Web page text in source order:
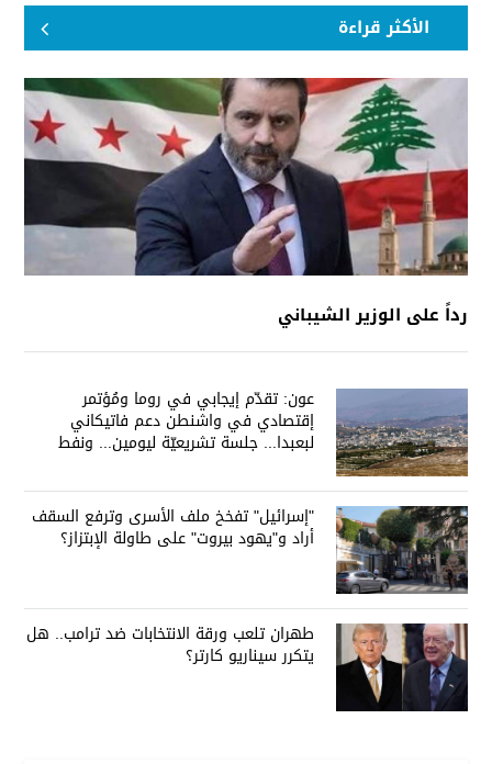
الأكثر قراءة
رداً على الوزير الشيباني
عون: تقدّم إيجابي في روما ومُؤتمر
إقتصادي في واشنطن دعم فاتيكاني
لبعبدا... جلسة تشريعيّة ليومين... ونفط
"إسرائيل" تفخخ ملف الأسرى وترفع السقف
أراد و"يهود بيروت" على طاولة الإبتزاز؟
طهران تلعب ورقة الانتخابات ضد ترامب.. هل
يتكرر سيناريو كارتر؟